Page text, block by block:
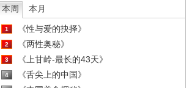
本周 本月
1 《性与爱的抉择》
2 《两性奥秘》
3 《上甘岭-最长的43天》
4 《舌尖上的中国》